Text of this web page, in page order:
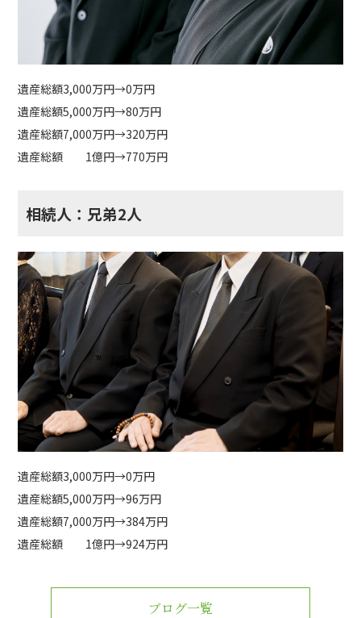
遺産総額3,000万円→0万円
遺産総額5,000万円→80万円
遺産総額7,000万円→320万円
遺産総額 1億円→770万円
相続人：兄弟2人
遺産総額3,000万円→0万円
遺産総額5,000万円→96万円
遺産総額7,000万円→384万円
遺産総額 1億円→924万円
ブログ一覧